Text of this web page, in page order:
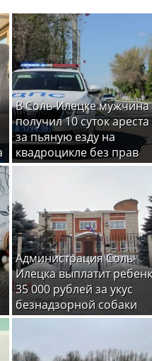
В Соль-Илецке мужчина
получил 10 суток ареста
за пьяную езду на
квадроцикле без прав
Администрация Соль-
Илецка выплатит
35 000 рублей за укус
безнадзорной собаки